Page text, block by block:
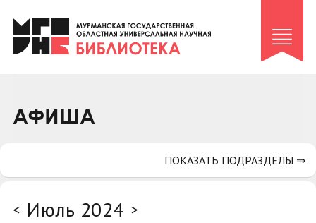
Клуб «Гиря и сельдерей»
Клуб «Семейный архив»
Коллегам
АФИША
< Июль 2024 >
ПОКАЗАТЬ ПОДРАЗДЕЛЫ ⇒